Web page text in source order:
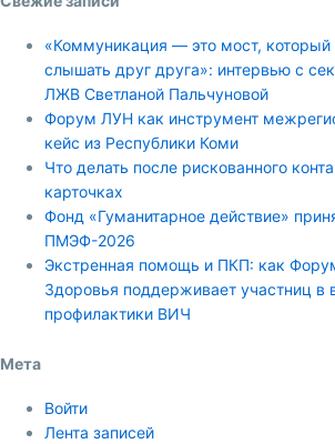
«Коммуникация — это мост, который
слышать друг друга»: интервью с
ЛЖВ Светланой Пальчуновой
Форум ЛУН как инструмент
кейс из Республики Коми
Что делать после рискованного
карточках
Фонд «Гуманитарное действие»
ПМЭФ-2026
Экстренная помощь и ПКП: как
Здоровья поддерживает участниц в
профилактики ВИЧ
Мета
Войти
Лента записей